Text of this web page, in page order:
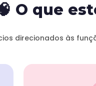
O que
direcionados às